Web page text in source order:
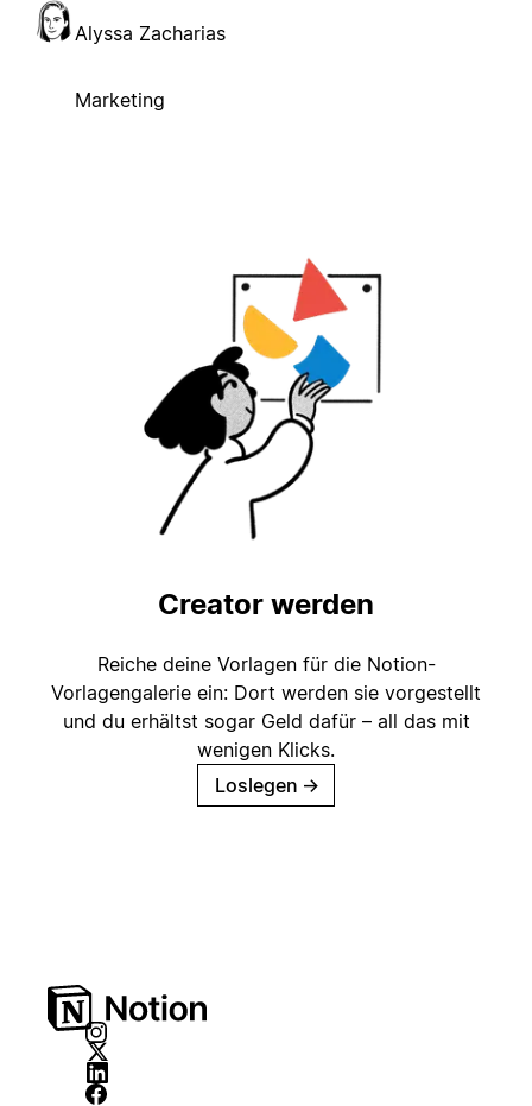
Alyssa Zacharias
Marketing
Creator werden
Reiche deine Vorlagen für die Notion-
Vorlagengalerie ein: Dort werden sie vorgestellt
und du erhältst sogar Geld dafür – all das mit
wenigen Klicks.
Loslegen →